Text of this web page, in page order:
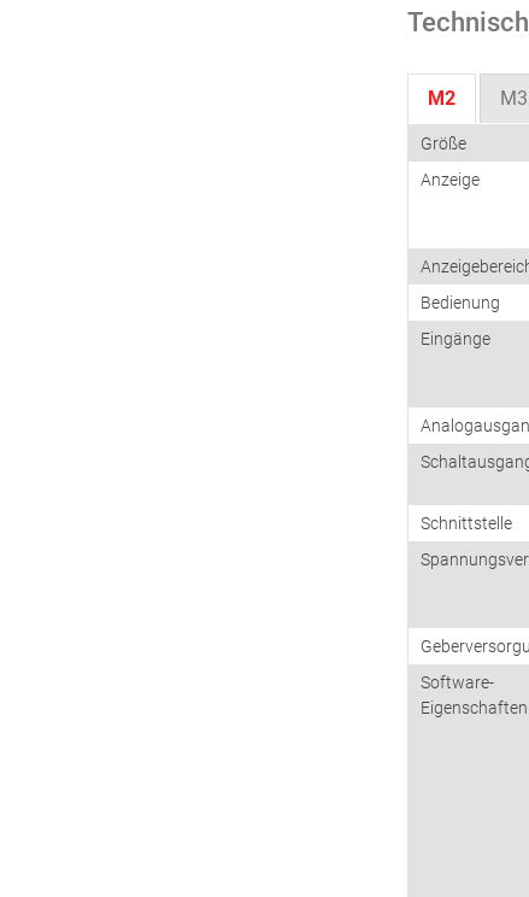
M2 M3
Größe
Anzeige
Bedienung
Eingänge
Schnittstelle
Software-
Eigenschaften